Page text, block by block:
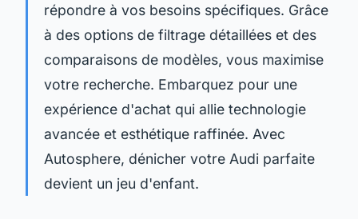
répondre à vos besoins spécifiques. Grâce
à des options de filtrage détaillées et des
comparaisons de modèles, vous maximise
votre recherche. Embarquez pour une
expérience d'achat qui allie technologie
avancée et esthétique raffinée. Avec
Autosphere, dénicher votre Audi parfaite
devient un jeu d'enfant.